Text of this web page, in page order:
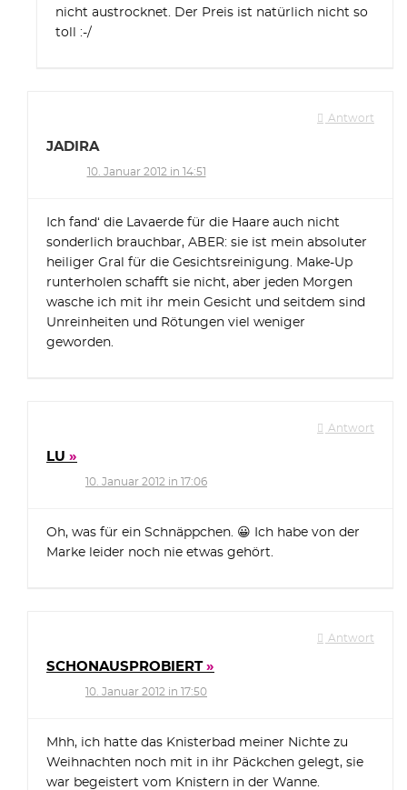
nicht austrocknet. Der Preis ist natürlich nicht so
toll :-/
Antwort
JADIRA
10. Januar 2012 in 14:51
Ich fand‘ die Lavaerde für die Haare auch nicht
sonderlich brauchbar, ABER: sie ist mein absoluter
heiliger Gral für die Gesichtsreinigung. Make-Up
runterholen schafft sie nicht, aber jeden Morgen
wasche ich mit ihr mein Gesicht und seitdem sind
Unreinheiten und Rötungen viel weniger
geworden.
Antwort
LU
10. Januar 2012 in 17:06
Oh, was für ein Schnäppchen. 😀 Ich habe von der
Marke leider noch nie etwas gehört.
Antwort
SCHONAUSPROBIERT
10. Januar 2012 in 17:50
Mhh, ich hatte das Knisterbad meiner Nichte zu
Weihnachten noch mit in ihr Päckchen gelegt, sie
war begeistert vom Knistern in der Wanne.